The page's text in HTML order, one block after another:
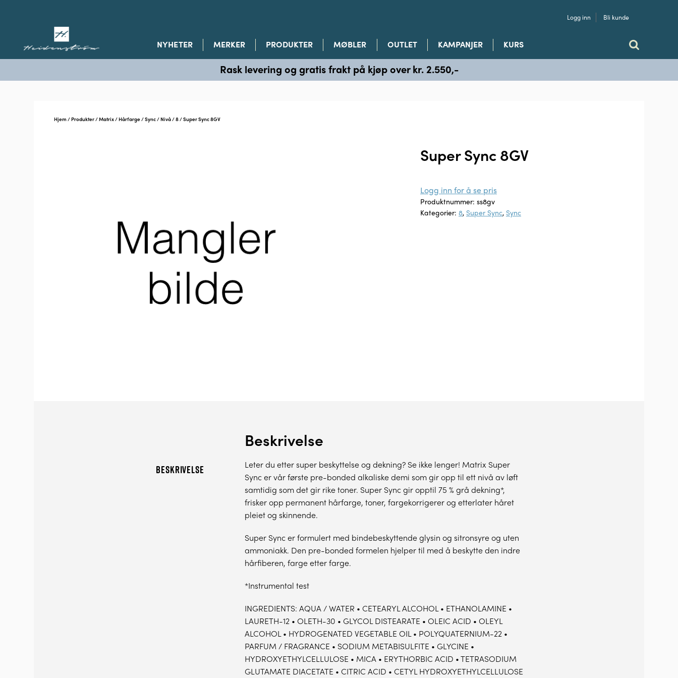
Logg inn Bli kunde
NYHETER MERKER PRODUKTER MØBLER OUTLET KAMPANJER KURS
Rask levering og gratis frakt på kjøp over kr. 2.550,-
Hjem /Produkter/Matrix/Hårfarge/Sync/Nivå/8/ Super Sync 8GV
Super Sync 8GV
Logg inn for å se pris
Produktnummer: ss8gv
Kategorier: 8, Super Sync, Sync
BESKRIVELSE
Beskrivelse
Leter du etter super beskyttelse og dekning? Se ikke lenger! Matrix Super
Sync er vår første pre-bonded alkaliske demi som gir opp til ett nivå av løft
samtidig som det gir rike toner. Super Sync gir opptil 75 % grå dekning*,
frisker opp permanent hårfarge, toner, fargekorrigerer og etterlater håret
pleiet og skinnende.
Super Sync er formulert med bindebeskyttende glysin og sitronsyre og uten
ammoniakk. Den pre-bonded formelen hjelper til med å beskytte den indre
hårfiberen, farge etter farge.
*Instrumental test
INGREDIENTS: AQUA / WATER • CETEARYL ALCOHOL • ETHANOLAMINE •
LAURETH-12 • OLETH-30 • GLYCOL DISTEARATE • OLEIC ACID • OLEYL
ALCOHOL • HYDROGENATED VEGETABLE OIL • POLYQUATERNIUM-22 •
PARFUM / FRAGRANCE • SODIUM METABISULFITE • GLYCINE •
HYDROXYETHYLCELLULOSE • MICA • ERYTHORBIC ACID • TETRASODIUM
GLUTAMATE DIACETATE • CITRIC ACID • CETYL HYDROXYETHYLCELLULOSE